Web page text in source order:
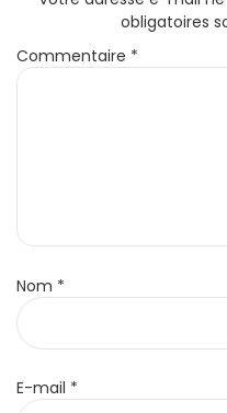
obligatoires
Commentaire *
Nom *
E-mail *